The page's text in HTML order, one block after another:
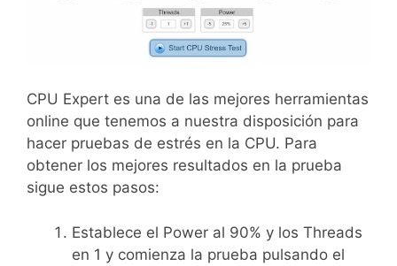
CPU Expert es una de las mejores herramientas
online que tenemos a nuestra disposición para
hacer pruebas de estrés en la CPU. Para
obtener los mejores resultados en la prueba
sigue estos pasos:
Establece el Power al 90% y los Threads
en 1 y comienza la prueba pulsando el